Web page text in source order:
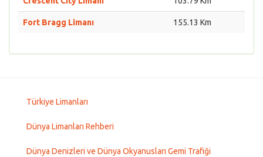
Fort Bragg Limanı 155.13 Km
Türkiye Limanları
Dünya Limanları Rehberi
Dünya Denizleri ve Dünya Okyanusları Gemi Trafiği